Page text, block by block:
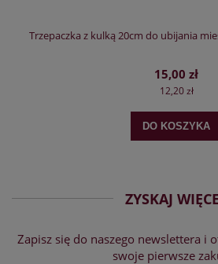
Trzepaczka z kulką 20cm do ubijania
15,00 zł
12,20 zł
DO KOSZYKA
ZYSKAJ
Zapisz się do naszego newslettera i
swoje pierwsze